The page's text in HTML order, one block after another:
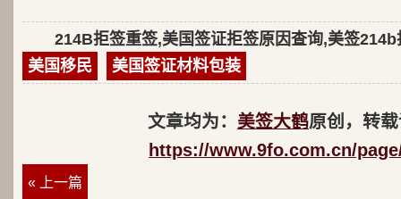
214B拒签重签,美国签证拒签原因查询,美签214b
美国移民
美国签证材料包装
文章均为： 美签大鹤原创，转
https://www.9fo.com.cn/
« 上一篇